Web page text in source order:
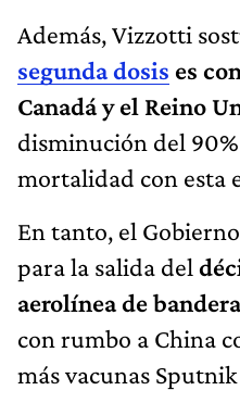
Además, Vizzotti
segunda dosis es
Canadá y el Reino
disminución del
mortalidad con esta
En tanto, el
para la salida del
aerolínea de
con rumbo a China
más vacunas